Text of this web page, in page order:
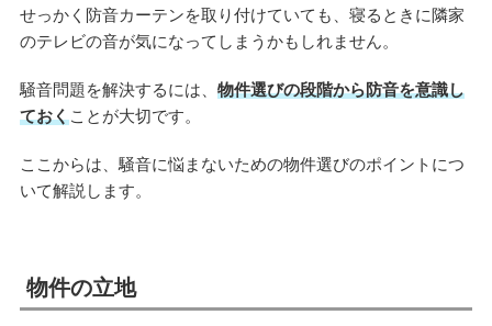
せっかく防音カーテンを取り付けていても、寝るときに隣家
のテレビの音が気になってしまうかもしれません。
騒音問題を解決するには、 物件選びの段階から防音を意識し
ておくことが大切です。
ここからは、騒音に悩まないための物件選びのポイントにつ
いて解説します。
物件の立地